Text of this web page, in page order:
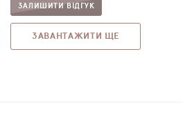
ЗАЛИШИТИ ВІДГУК
ЗАВАНТАЖИТИ ЩЕ